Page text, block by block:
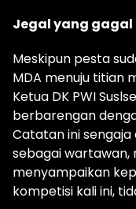
Jegal yang gagal
Meskipun pesta
MDA menuju titian
Ketua DK PWI
berbarengan
Catatan ini sengaja
sebagai wartawan,
menyampaikan
kompetisi kali ini,